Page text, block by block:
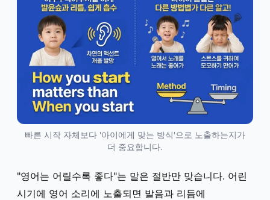
빠른 시작 자체보다 '아이에게 맞는 방식'으로 노출하는지가
더 중요합니다.
"영어는 어릴수록 좋다"는 말은 절반만 맞습니다. 어린
시기에 영어 소리에 노출되면 발음과 리듬에